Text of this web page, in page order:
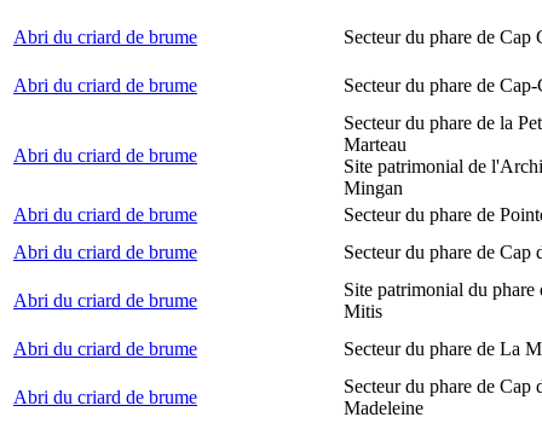
Abri du criard de brume Secteur du phare de Cap
Abri du criard de brume Secteur du phare de Cap-
Abri du criard de brume
Secteur du phare de la
Marteau
Site patrimonial de
Mingan
Abri du criard de brume
Secteur du phare de
Abri du criard de brume
Secteur du phare de Cap
Abri du criard de brume
Site patrimonial du phare
Mitis
Abri du criard de brume
Secteur du phare de La
Abri du criard de brume
Secteur du phare de Cap
Madeleine